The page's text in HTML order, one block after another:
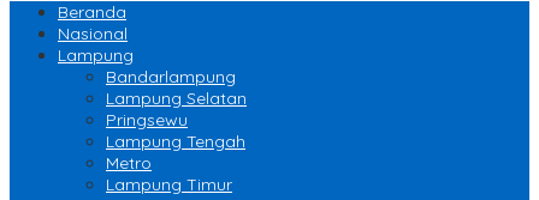
Beranda
Nasional
Lampung
Bandarlampung
Lampung Selatan
Pringsewu
Lampung Tengah
Metro
Lampung Timur